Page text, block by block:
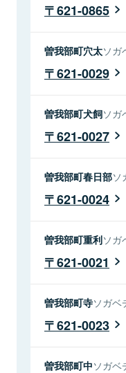
621-0865
曽我部町穴太ソガ
621-0029
曽我部町犬飼ソガ
621-0027
曽我部町春日部ソ
621-0024
曽我部町重利ソガ
621-0021
曽我部町寺ソガベ
621-0023
曽我部町中ソガベ